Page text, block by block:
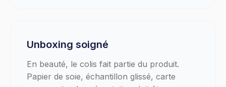
Unboxing soigné
En beauté, le colis fait partie du produit.
Papier de soie, échantillon glissé, carte